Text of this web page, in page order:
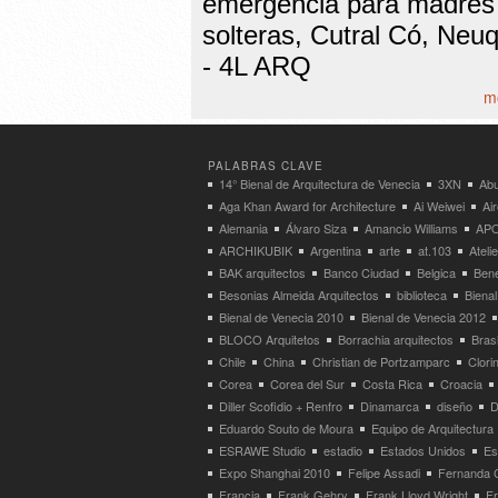
solteras, Cutral Có,
- 4L ARQ
PALABRAS CLAVE
14° Bienal de Arquitectura de Venecia 3XN
Aga Khan Award for Architecture
Ai Weiwei
Alemania
Álvaro Siza Amancio Williams
ARCHIKUBIK
Argentina arte at.103
BAK arquitectos
Banco Ciudad Belgica
Besonias Almeida Arquitectos
biblioteca
Bienal de Venecia 2010
Bienal de Venecia 2012
BLOCO Arquitetos
Borrachia arquitectos
Chile
China Christian de Portzamparc
Corea
Corea del Sur Costa Rica
Croacia
Diller Scofidio + Renfro
Dinamarca diseño
Eduardo Souto de Moura
Equipo de Arquitectura
ESRAWE Studio
estadio Estados Unidos
Expo Shanghai 2010
Felipe Assadi
Fernanda
Francia
Frank Gehry Frank Lloyd Wright